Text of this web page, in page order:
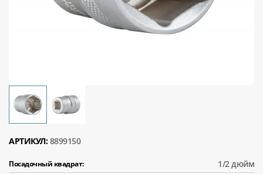
АРТИКУЛ: 8899150
Посадочный квадрат: 1/2 дюйм